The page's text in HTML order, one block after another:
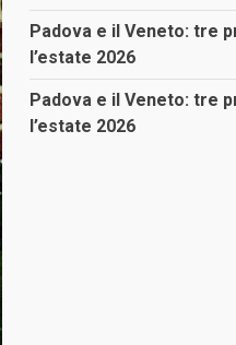
Padova e il Veneto: tre
l’estate 2026
Padova e il Veneto: tre
l’estate 2026